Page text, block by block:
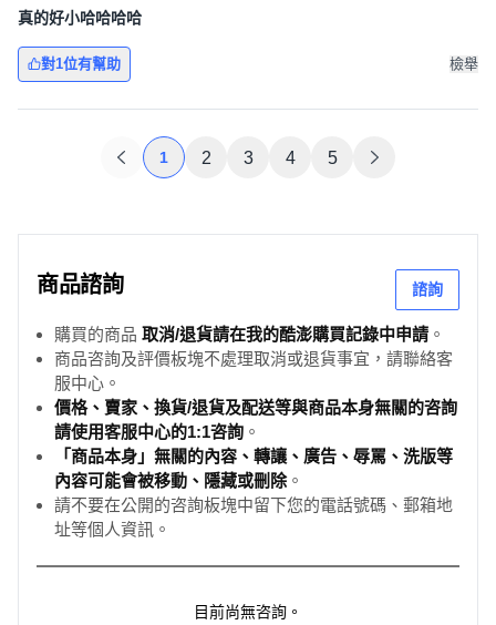
真的好小哈哈哈哈
對1位有幫助 檢舉
1 2 3 4 5
商品諮詢 諮詢
購買的商品 取消/退貨請在我的酷澎購買記錄中申請 。
商品咨詢及評價板塊不處理取消或退貨事宜，請聯絡客
服中心。
價格、賣家、換貨/退貨及配送等與商品本身無關的咨詢
請使用客服中心的1:1咨詢 。
「商品本身」無關的內容、轉讓、廣告、辱罵、洗版等
內容可能會被移動、隱藏或刪除。
請不要在公開的咨詢板塊中留下您的電話號碼、郵箱地
址等個人資訊。
目前尚無咨詢。